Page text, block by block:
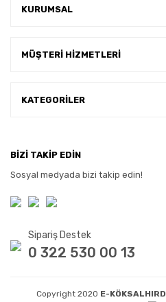
KURUMSAL
MÜŞTERİ HİZMETLERİ
KATEGORİLER
BİZİ TAKİP EDİN
Sosyal medyada bizi takip edin!
Sipariş Destek
0 322 530 00 13
Copyright 2020 E-